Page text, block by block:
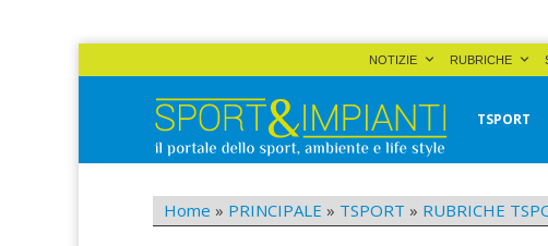
NOTIZIE RUBRICHE
Sport&Impianti
TSPORT
Home » PRINCIPALE » TSPORT » RUBRICHE